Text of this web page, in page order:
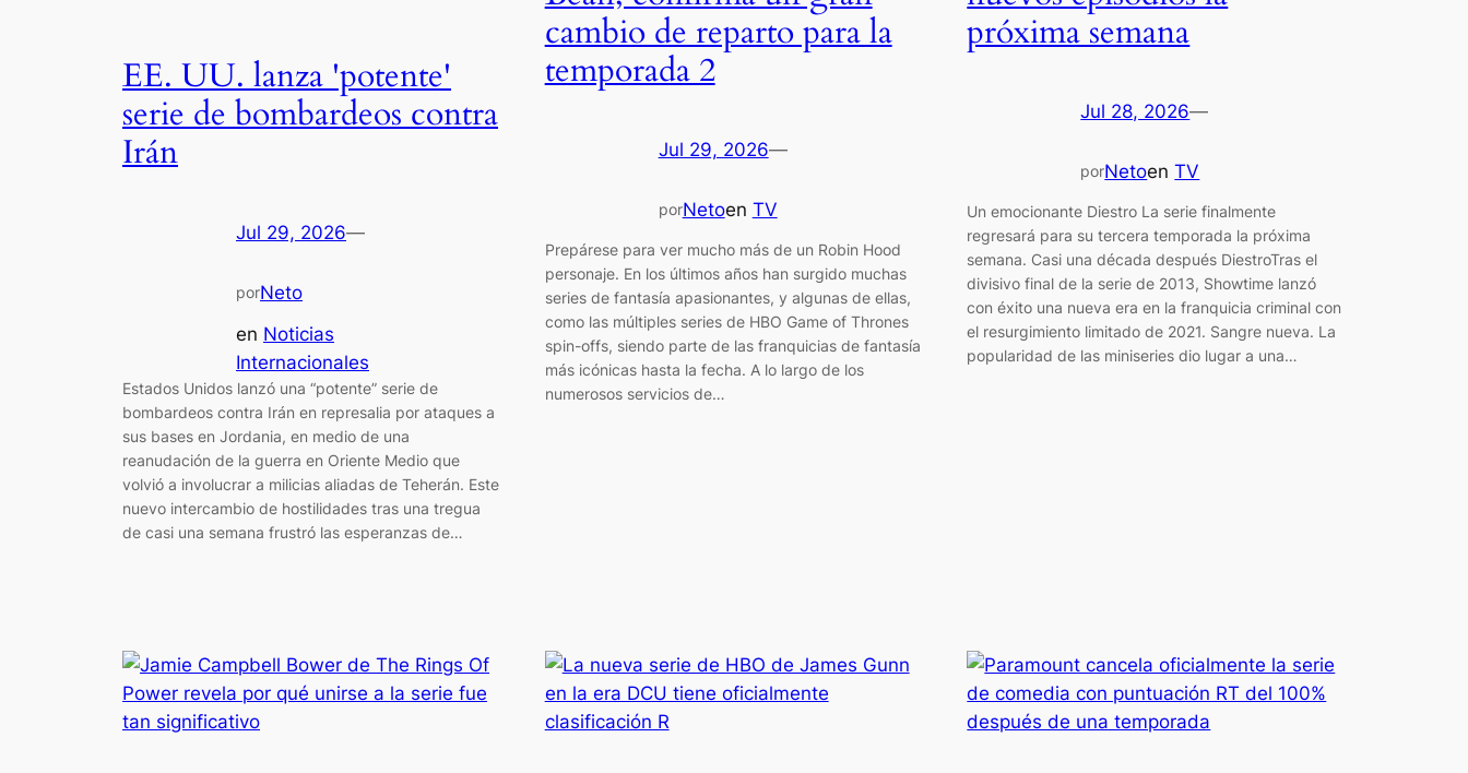
EE. UU. lanza 'potente'
serie de bombardeos contra
Irán
Jul 29, 2026—
porNeto
en Noticias
Internacionales
Estados Unidos lanzó una “potente” serie de
bombardeos contra Irán en represalia por ataques a
sus bases en Jordania, en medio de una
reanudación de la guerra en Oriente Medio que
volvió a involucrar a milicias aliadas de Teherán. Este
nuevo intercambio de hostilidades tras una tregua
de casi una semana frustró las esperanzas de…
cambio de reparto para la
temporada 2
Jul 29, 2026—
porNetoen TV
Prepárese para ver mucho más de un Robin Hood
personaje. En los últimos años han surgido muchas
series de fantasía apasionantes, y algunas de ellas,
como las múltiples series de HBO Game of Thrones
spin-offs, siendo parte de las franquicias de fantasía
más icónicas hasta la fecha. A lo largo de los
numerosos servicios de…
próxima semana
Jul 28, 2026—
porNetoenTV
Un emocionante Diestro La serie finalmente
regresará para su tercera temporada la próxima
semana. Casi una década después DiestroTras el
divisivo final de la serie de 2013, Showtime lanzó
con éxito una nueva era en la franquicia criminal con
el resurgimiento limitado de 2021. Sangre nueva. La
popularidad de las miniseries dio lugar a una…